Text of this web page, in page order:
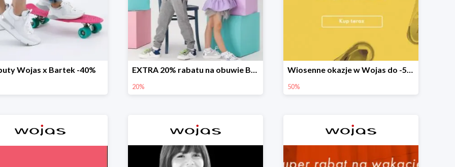
Wojas x Bartek -40% EXTRA 20% rabatu na obuwie Bartek w Wojas
20%
Wiosenne okazje w Wojas do -50%
50%